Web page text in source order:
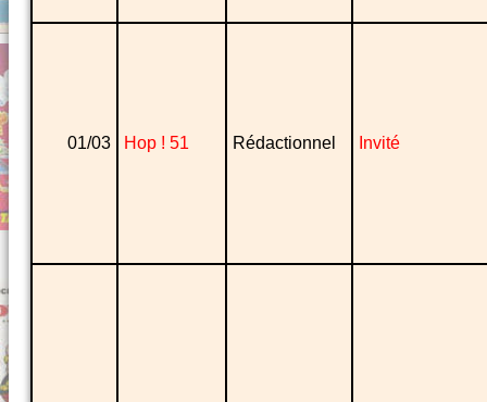
01/03 Hop ! 51 Rédactionnel Invité